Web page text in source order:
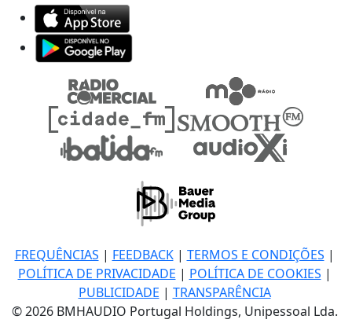
FREQUÊNCIAS | FEEDBACK| TERMOS E CONDIÇÕES |
POLÍTICA DE PRIVACIDADE | POLÍTICA DE COOKIES |
PUBLICIDADE | TRANSPARÊNCIA
© 2026 BMHAUDIO Portugal Holdings, Unipessoal Lda.